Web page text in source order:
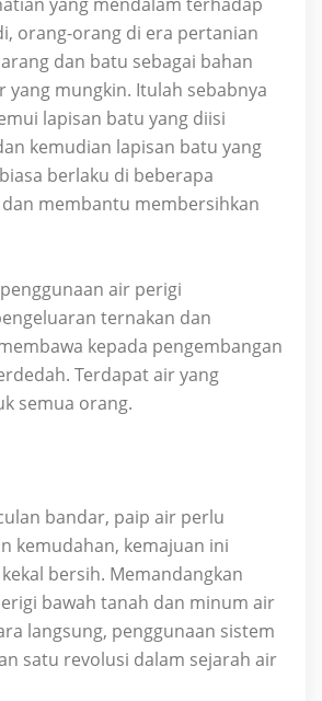
orang-orang di era pertanian
dan batu sebagai bahan
yang mungkin. Itulah sebabnya
lapisan batu yang diisi
kemudian lapisan batu yang
berlaku di beberapa
membantu membersihkan
air perigi
ternakan dan
kepada pengembangan
Terdapat air yang
semua orang.
bandar, paip air perlu
kemudahan, kemajuan ini
bersih. Memandangkan
bawah tanah dan minum air
langsung, penggunaan sistem
satu revolusi dalam sejarah air